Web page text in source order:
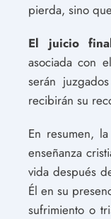
pierda, sino
El juicio
asociada con
serán
recibirán su
En resumen,
enseñanza
vida después
Él en su
sufrimiento o